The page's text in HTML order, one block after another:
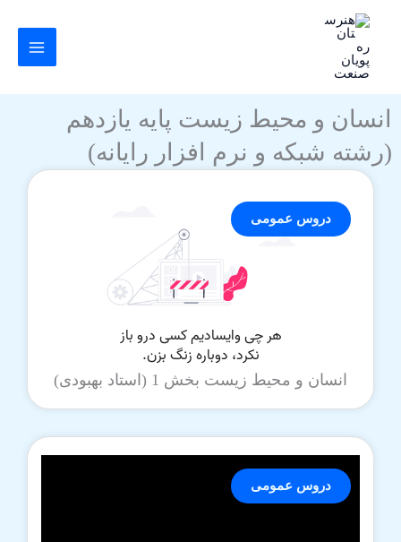
انسان و محیط زیست پایه یازدهم
(رشته شبکه و نرم افزار رایانه)
انسان و محیط زیست بخش 1 (استاد بهبودی)
دروس عمومی
دروس عمومی